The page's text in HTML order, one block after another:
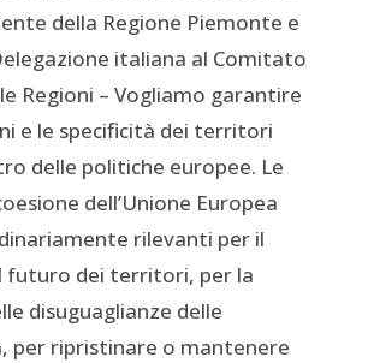
della Regione Piemonte e
italiana al Comitato
Regioni – Vogliamo garantire
e le specificità dei territori
delle politiche europee. Le
dell’Unione Europea
rilevanti per il
futuro dei territori, per la
disuguaglianze delle
per ripristinare o mantenere